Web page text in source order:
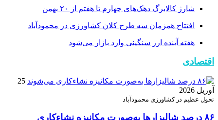
شارژ کالابرگ دهک‌های چهارم تا هفتم از ۲۰ بهمن
افتتاح همزمان سه طرح کلان کشاورزی در محمودآباد
هفته آینده ارز سنگینی وارد بازار می‌شود
اقتصادی
25
آوریل 2026
تحول عظیم در کشاورزی محمودآباد
۸۶ درصد شالیزارها به‌صورت مکانیزه نشاءکاری